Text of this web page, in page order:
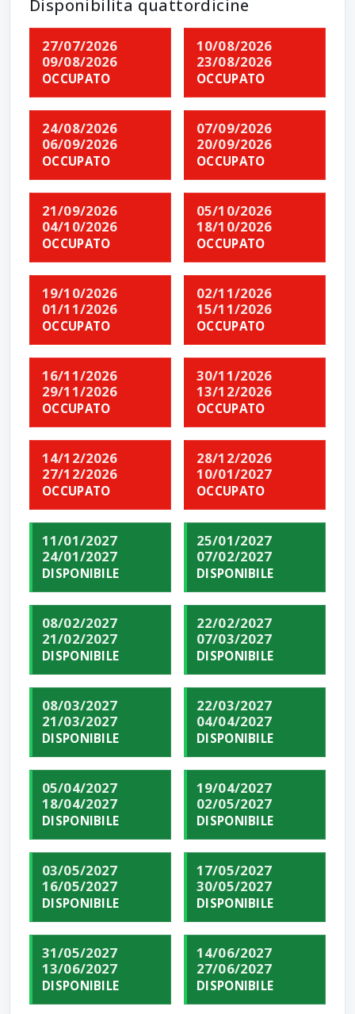
Disponibilita quattordicine
27/07/2026
09/08/2026
OCCUPATO
10/08/2026
23/08/2026
OCCUPATO
24/08/2026
06/09/2026
OCCUPATO
07/09/2026
20/09/2026
OCCUPATO
21/09/2026
04/10/2026
OCCUPATO
05/10/2026
18/10/2026
OCCUPATO
19/10/2026
01/11/2026
OCCUPATO
02/11/2026
15/11/2026
OCCUPATO
16/11/2026
29/11/2026
OCCUPATO
30/11/2026
13/12/2026
OCCUPATO
14/12/2026
27/12/2026
OCCUPATO
28/12/2026
10/01/2027
OCCUPATO
11/01/2027
24/01/2027
DISPONIBILE
25/01/2027
07/02/2027
DISPONIBILE
08/02/2027
21/02/2027
DISPONIBILE
22/02/2027
07/03/2027
DISPONIBILE
08/03/2027
21/03/2027
DISPONIBILE
22/03/2027
04/04/2027
DISPONIBILE
05/04/2027
18/04/2027
DISPONIBILE
19/04/2027
02/05/2027
DISPONIBILE
03/05/2027
16/05/2027
DISPONIBILE
17/05/2027
30/05/2027
DISPONIBILE
31/05/2027
13/06/2027
DISPONIBILE
14/06/2027
27/06/2027
DISPONIBILE